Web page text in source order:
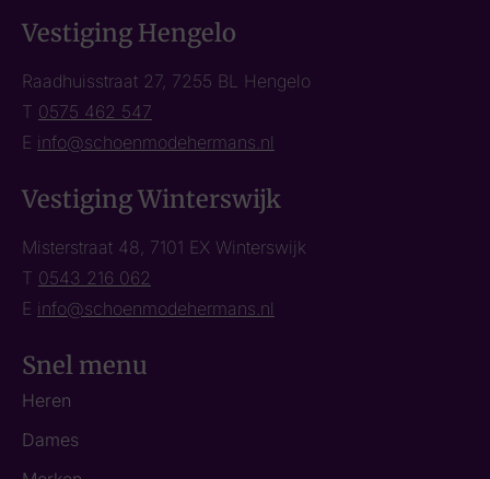
Vestiging Hengelo
Raadhuisstraat 27, 7255 BL Hengelo
T 0575 462 547
E info@schoenmodehermans.nl
Vestiging Winterswijk
Misterstraat 48, 7101 EX Winterswijk
T 0543 216 062
E info@schoenmodehermans.nl
Snel menu
Heren
Dames